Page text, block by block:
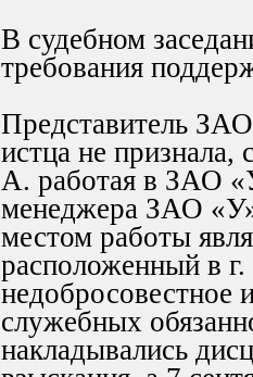
В судебном
требования
Представитель
истца не признала,
А. работая в ЗАО
менеджера ЗАО
местом работы
расположенный в
недобросовестное
служебных
накладывались